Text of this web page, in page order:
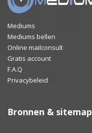
Mediums
Mediums bellen
Online mailconsult
Gratis account
F.A.Q
Privacybeleid
Bronnen & sitemap